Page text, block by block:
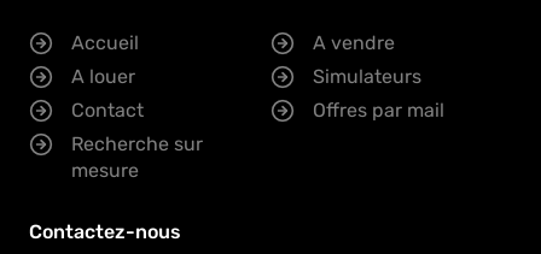
Accueil
A vendre
A louer
Simulateurs
Contact
Offres par mail
Recherche sur
mesure
Contactez-nous